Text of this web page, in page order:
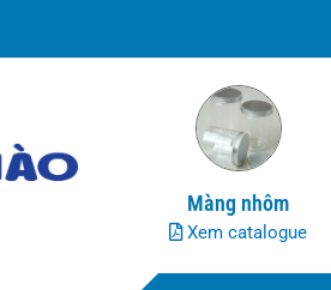
Màng nhôm
Xem catalogue